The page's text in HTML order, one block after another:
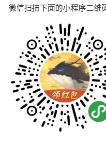
微信扫描下面的小程序二维